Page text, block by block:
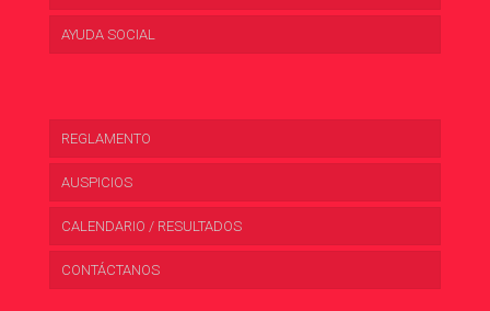
AYUDA SOCIAL
REGLAMENTO
AUSPICIOS
CALENDARIO / RESULTADOS
CONTÁCTANOS